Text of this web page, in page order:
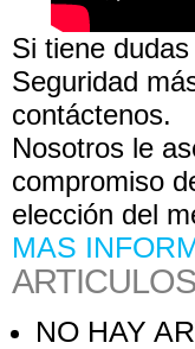
Si tiene
Seguridad
contáctenos.
Nosotros le
compromiso
elección del
MAS
NO HAY